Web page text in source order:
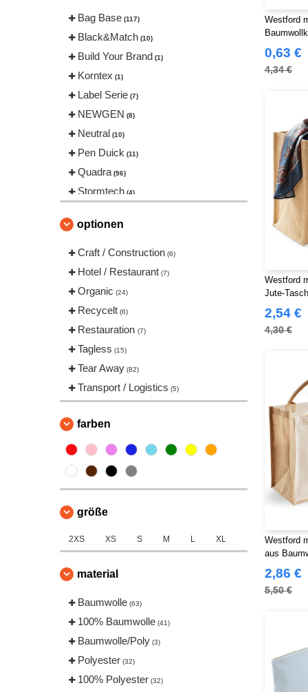
Bag Base (117)
Black&Match (10)
Build Your Brand (1)
Korntex (1)
Label Serie (7)
NEWGEN (8)
Neutral (10)
Pen Duick (11)
Quadra (96)
Stormtech (4)
Westford mill
optionen
Craft / Construction (6)
Hotel / Restaurant (7)
Organic (24)
Recycelt (6)
Restauration (7)
Tagless (15)
Tear Away (82)
Transport / Logistics (5)
farben
größe
2XS XS S M L XL
material
Baumwolle (63)
100% Baumwolle (41)
Baumwolle/Poly (3)
Polyester (32)
100% Polyester (32)
Westford
0,63 €
4,34 €
Westford
Jute-
2,54 €
4,30 €
Westford
aus
2,86 €
5,50 €